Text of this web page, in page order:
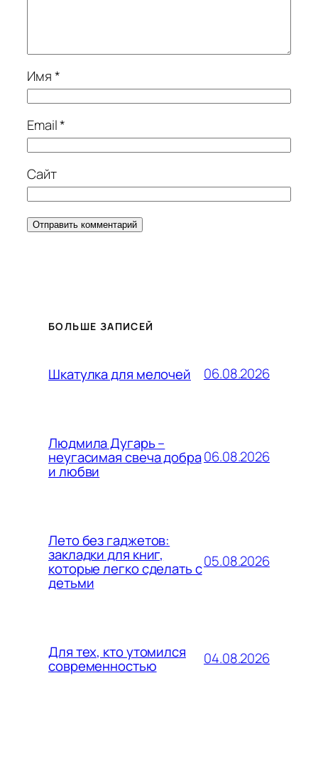
Имя*
Email*
Сайт
БОЛЬШЕ ЗАПИСЕЙ
Шкатулка для мелочей 06.08.2026
Людмила Дугарь –
неугасимая свеча добра
и любви
06.08.2026
Лето без гаджетов:
закладки для книг,
которые легко сделать с
детьми
05.08.2026
Для тех, кто утомился
современностью 04.08.2026